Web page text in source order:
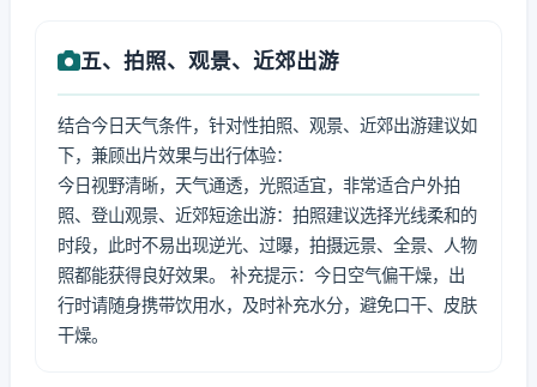
五、拍照、观景、近郊出游
结合今日天气条件，针对性拍照、观景、近郊出游建议如
下，兼顾出片效果与出行体验：
今日视野清晰，天气通透，光照适宜，非常适合户外拍
照、登山观景、近郊短途出游：拍照建议选择光线柔和的
时段，此时不易出现逆光、过曝，拍摄远景、全景、人物
照都能获得良好效果。 补充提示：今日空气偏干燥，出
行时请随身携带饮用水，及时补充水分，避免口干、皮肤
干燥。